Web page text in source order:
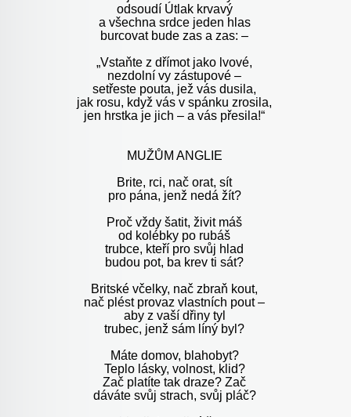
odsoudí Útlak krvavý
a všechna srdce jeden hlas
burcovat bude zas a zas: –
„Vstaňte z dřímot jako lvové,
nezdolní vy zástupové –
setřeste pouta, jež vás dusila,
jak rosu, když vás v spánku zrosila,
jen hrstka je jich – a vás přesila!“
MUŽŮM ANGLIE
Brite, rci, nač orat, sít
pro pána, jenž nedá žít?
Proč vždy šatit, živit máš
od kolébky po rubáš
trubce, kteří pro svůj hlad
budou pot, ba krev ti sát?
Britské včelky, nač zbraň kout,
nač plést provaz vlastních pout –
aby z vaší dřiny tyl
trubec, jenž sám líný byl?
Máte domov, blahobyt?
Teplo lásky, volnost, klid?
Zač platíte tak draze? Zač
dáváte svůj strach, svůj pláč?